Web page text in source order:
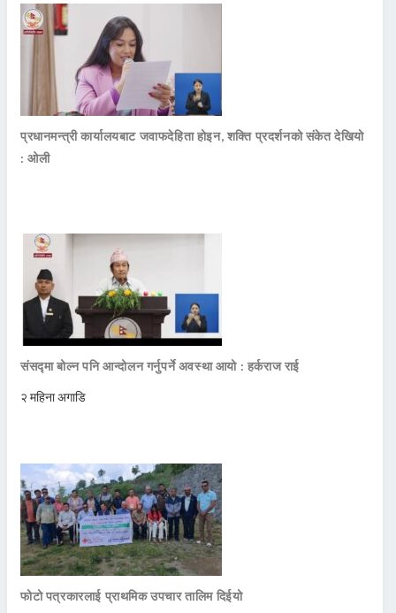
प्रधानमन्त्री कार्यालयबाट जवाफदेहिता होइन, शक्ति प्रदर्शनको संकेत देखियो
: ओली
संसद्मा बोल्न पनि आन्दोलन गर्नुपर्ने अवस्था आयो : हर्कराज राई
२ महिना अगाडि
फोटो पत्रकारलाई प्राथमिक उपचार तालिम दिईयो